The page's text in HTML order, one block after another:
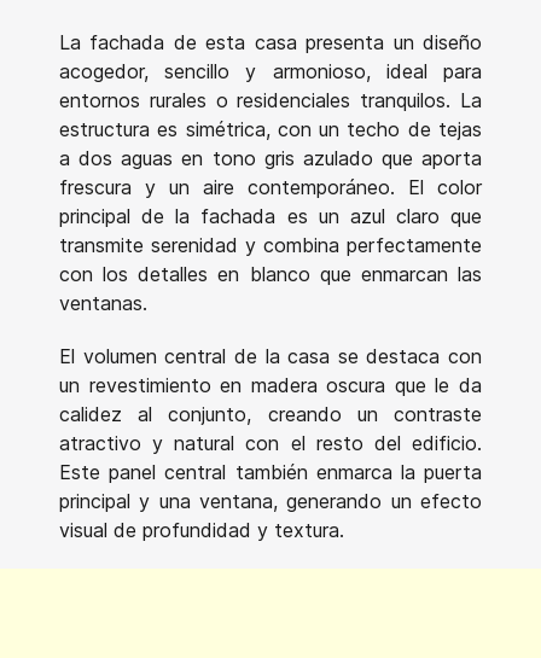
La fachada de esta casa presenta un diseño
acogedor, sencillo y armonioso, ideal para
entornos rurales o residenciales tranquilos. La
estructura es simétrica, con un techo de tejas
a dos aguas en tono gris azulado que aporta
frescura y un aire contemporáneo. El color
principal de la fachada es un azul claro que
transmite serenidad y combina perfectamente
con los detalles en blanco que enmarcan las
ventanas.
El volumen central de la casa se destaca con
un revestimiento en madera oscura que le da
calidez al conjunto, creando un contraste
atractivo y natural con el resto del edificio.
Este panel central también enmarca la puerta
principal y una ventana, generando un efecto
visual de profundidad y textura.